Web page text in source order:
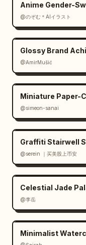
{"title":"Finale
formt ein
Kleidungsstück
{"headline_cn":"一
WOMEN'S
Anime Gender-
@のぞむ＊AIイラスト
Glossy Brand
@AmirMušić
Miniature Paper-
@simeon-sanai
Graffiti Stairwell
@serein ｜买美股上币安
Celestial Jade
@李岳